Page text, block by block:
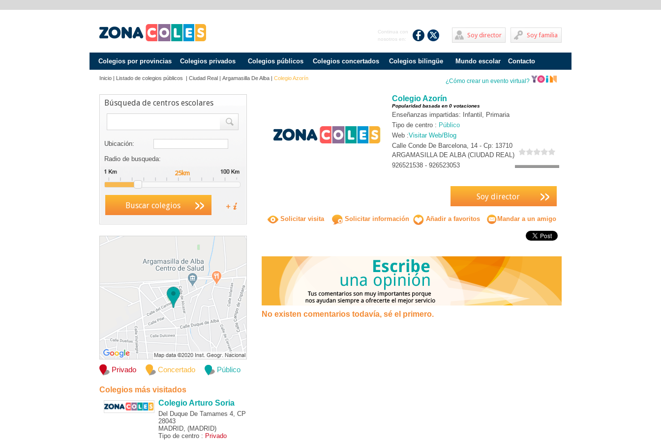
Soy familia
Soy director
Continua con
nosotros en:
Colegios por provincias Colegios privados Colegios públicos Colegios concertados Colegios bilingüe Mundo escolar
Problemas de aprendizaje
Internados
Acoso escolar
Profesores
Primaria
Contacto
Inicio | Listado de colegios públicos | Ciudad Real | Argamasilla De Alba | Colegio Azorín ¿Cómo crear un evento virtual?
Búsqueda de centros escolares
Ubicación:
Radio de busqueda:
Buscar colegios
Privado Concertado Público
Colegios más visitados
Colegio Arturo Soria
Del Duque De Tamames 4, CP
28043
MADRID, (MADRID)
Tipo de centro : Privado
Colegio Azorín
Popularidad basada en 0 votaciones
Enseñanzas impartidas: Infantil, Primaria
Tipo de centro : Público
Web :Visitar Web/Blog
Calle Conde De Barcelona, 14 - Cp: 13710
ARGAMASILLA DE ALBA (CIUDAD REAL)
926521538 - 926523053
Soy director
Solicitar visita Solicitar información Añadir a favoritos Mandar a un amigo
No existen comentarios todavía, sé el primero.